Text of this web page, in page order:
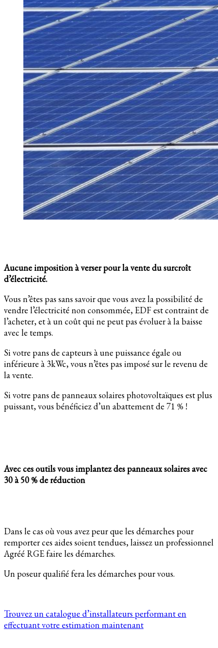
Aucune imposition à verser pour la vente du surcroît
d’électricité.
Vous n’êtes pas sans savoir que vous avez la possibilité de
vendre l’électricité non consommée, EDF est contraint de
l’acheter, et à un coût qui ne peut pas évoluer à la baisse
avec le temps.
Si votre pans de capteurs à une puissance égale ou
inférieure à 3kWc, vous n’êtes pas imposé sur le revenu de
la vente.
Si votre pans de panneaux solaires photovoltaïques est plus
puissant, vous bénéficiez d’un abattement de 71 % !
Avec ces outils vous implantez des panneaux solaires avec
30 à 50 % de réduction
Dans le cas où vous avez peur que les démarches pour
remporter ces aides soient tendues, laissez un professionnel
Agréé RGE faire les démarches.
Un poseur qualifié fera les démarches pour vous.
Trouvez un catalogue d’installateurs performant en
effectuant votre estimation maintenant